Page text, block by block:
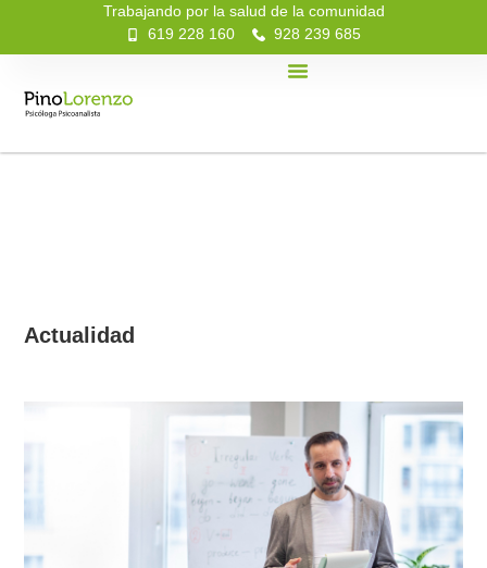
Trabajando por la salud de la comunidad
619 228 160
928 239 685
Actualidad